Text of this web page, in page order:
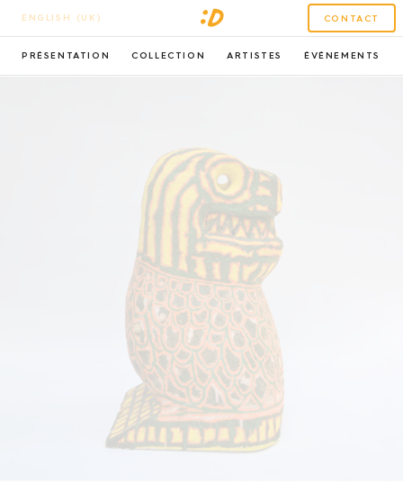
ENGLISH (UK) CONTACT
PRÉSENTATION COLLECTION ARTISTES ÉVÉNEMENTS